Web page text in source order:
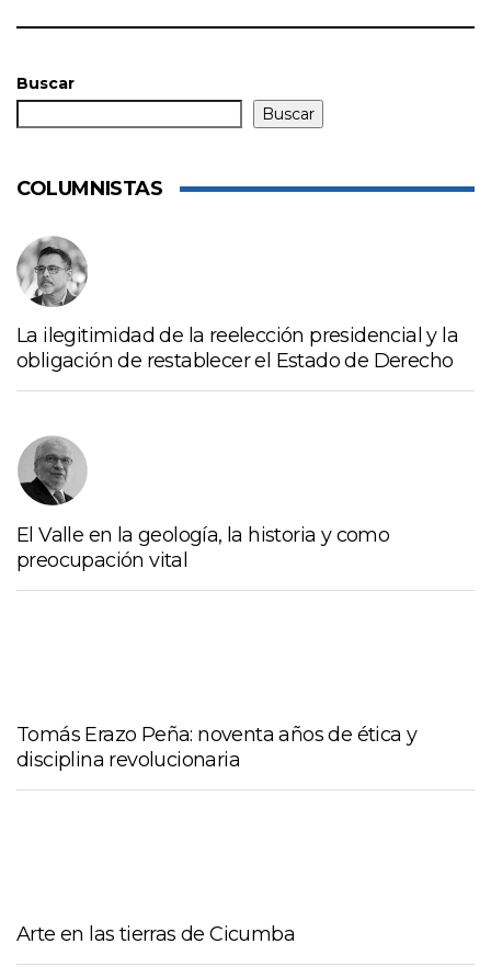
Buscar
Buscar
COLUMNISTAS
La ilegitimidad de la reelección presidencial y la
obligación de restablecer el Estado de Derecho
El Valle en la geología, la historia y como
preocupación vital
Tomás Erazo Peña: noventa años de ética y
disciplina revolucionaria
Arte en las tierras de Cicumba